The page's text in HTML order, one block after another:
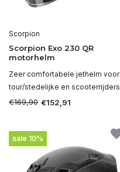
Scorpion
Scorpion Exo 230 QR
motorhelm
Zeer comfortabele jethelm voor
tour/stedelijke en scooterrijders
€169,90 €152,91
sale 10%